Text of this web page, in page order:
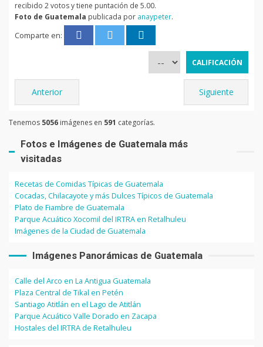
recibido 2 votos y tiene puntación de 5.00.
Foto de Guatemala publicada por anaypeter.
Comparte en:
Anterior Siguiente
Tenemos 5056 imágenes en 591 categorías.
Fotos e Imágenes de Guatemala más
visitadas
Recetas de Comidas Típicas de Guatemala
Cocadas, Chilacayote y más Dulces Típicos de Guatemala
Plato de Fiambre de Guatemala
Parque Acuático Xocomil del IRTRA en Retalhuleu
Imágenes de la Ciudad de Guatemala
Imágenes Panorámicas de Guatemala
Calle del Arco en La Antigua Guatemala
Plaza Central de Tikal en Petén
Santiago Atitlán en el Lago de Atitlán
Parque Acuático Valle Dorado en Zacapa
Hostales del IRTRA de Retalhuleu